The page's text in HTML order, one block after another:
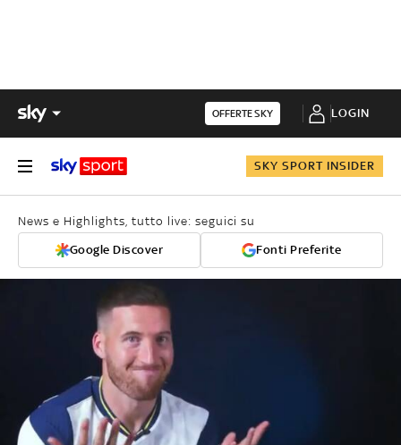
OFFERTE SKY LOGIN
SKY SPORT INSIDER
News e Highlights, tutto live: seguici su
Google Discover Fonti Preferite